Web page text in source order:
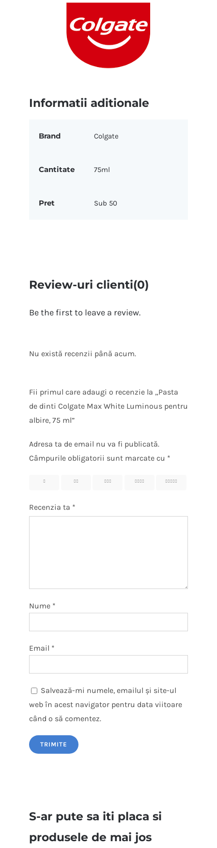
Informatii aditionale
Brand Colgate
Cantitate 75ml
Pret Sub 50
Review-uri clienti(0)
Be the first to leave a review.
Nu există recenzii până acum.
Fii primul care adaugi o recenzie la „Pasta
de dinti Colgate Max White Luminous pentru
albire, 75 ml”
Adresa ta de email nu va fi publicată.
Câmpurile obligatorii sunt marcate cu *
Recenzia ta *
Nume *
Email *
Salvează-mi numele, emailul și site-ul
web în acest navigator pentru data viitoare
când o să comentez.
S-ar pute sa iti placa si
produsele de mai jos